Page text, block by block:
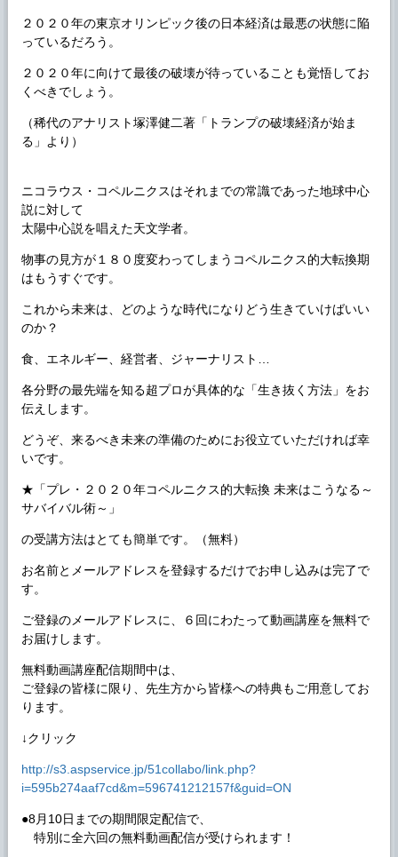
２０２０年の東京オリンピック後の日本経済は最悪の状態に陥
っているだろう。
２０２０年に向けて最後の破壊が待っていることも覚悟してお
くべきでしょう。
（稀代のアナリスト塚澤健二著「トランプの破壊経済が始ま
る」より）
ニコラウス・コペルニクスはそれまでの常識であった地球中心
説に対して
太陽中心説を唱えた天文学者。
物事の見方が１８０度変わってしまうコペルニクス的大転換期
はもうすぐです。
これから未来は、どのような時代になりどう生きていけばいい
のか？
食、エネルギー、経営者、ジャーナリスト…
各分野の最先端を知る超プロが具体的な「生き抜く方法」をお
伝えします。
どうぞ、来るべき未来の準備のためにお役立ていただければ幸
いです。
★「プレ・２０２０年コペルニクス的大転換 未来はこうなる～
サバイバル術～」
の受講方法はとても簡単です。（無料）
お名前とメールアドレスを登録するだけでお申し込みは完了で
す。
ご登録のメールアドレスに、６回にわたって動画講座を無料で
お届けします。
無料動画講座配信期間中は、
ご登録の皆様に限り、先生方から皆様への特典もご用意してお
ります。
↓クリック
http://s3.aspservice.jp/51collabo/link.php?
i=595b274aaf7cd&m=596741212157f&guid=ON
●8月10日までの期間限定配信で、
特別に全六回の無料動画配信が受けられます！